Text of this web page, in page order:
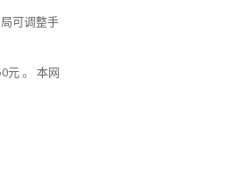
可调整手
元 。 本网